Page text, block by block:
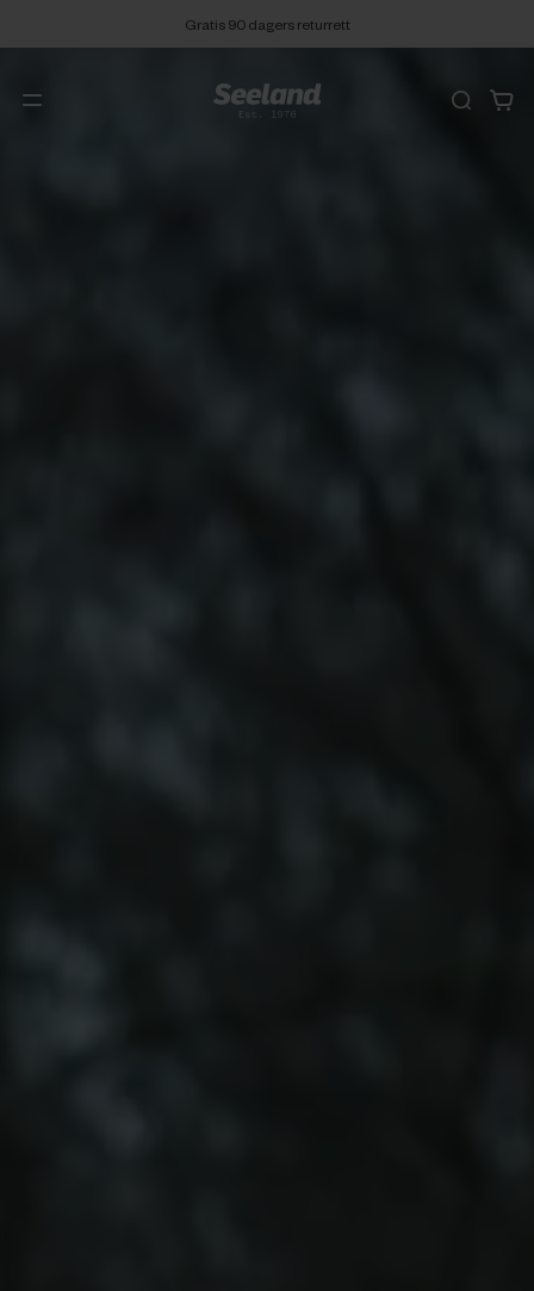
Gratis 90 dagers returrett